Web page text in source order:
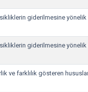
giderilmesine yönelik
giderilmesine yönelik
ve farklılık gösteren